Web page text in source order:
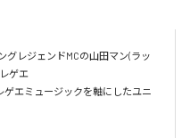
グレジェンドMCの山田マン(ラッ
ゲエ
ゲエミュージックを軸にしたユニ